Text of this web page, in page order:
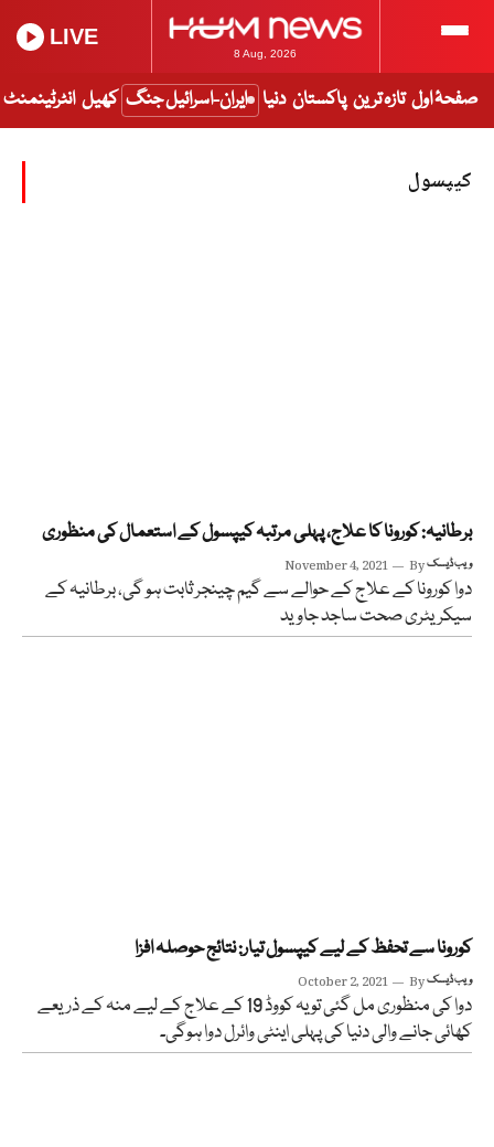
8 Aug, 2026
LIVE
صفحۂ اول تازہ ترین پاکستان دنیا ایران-اسرائیل جنگ کھیل انٹرٹینمنٹ
کیپسول
برطانیہ: کورونا کا علاج، پہلی مرتبہ کیپسول کے استعمال کی منظوری
November 4, 2021 Byویب ڈیسک
دوا کورونا کے علاج کے حوالے سے گیم چینجر ثابت ہو گی، برطانیہ کے
سیکریٹری صحت ساجد جاوید
کورونا سے تحفظ کے لیے کیپسول تیار: نتائج حوصلہ افزا
October 2, 2021 Byویب ڈیسک
دوا کی منظوری مل گئی تو یہ کووڈ 19 کے علاج کے لیے منہ کے ذریعے
کھائی جانے والی دنیا کی پہلی اینٹی وائرل دوا ہوگی۔